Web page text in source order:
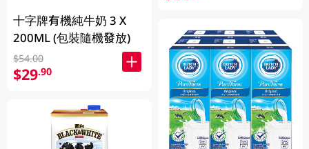
十字牌有機純牛奶 3 X
200ML (包裝隨機發放)
$54.00
$29.90